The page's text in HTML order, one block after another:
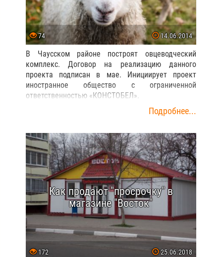
74 14.06.2014
В Чаусском районе построят овцеводческий
комплекс. Договор на реализацию данного
проекта подписан в мае. Инициирует проект
иностранное общество с ограниченной
ответственностью «КОНСТОБЕЛ».
Подробнее...
Как продают "просрочку" в
магазине "Восток"
172 25.06.2018